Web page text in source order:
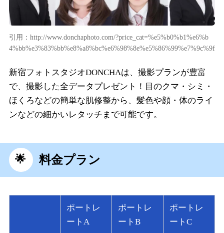
引用：http://www.donchaphoto.com/?price_cat=%e5%b0%b1%e6%b
4%bb%e3%83%bb%e8%a8%bc%e6%98%8e%e5%86%99%e7%9c%9f
新宿フォトスタジオDONCHAは、撮影プランが豊富
で、撮影した全データプレゼント！目のクマ・シミ・
ほくろなどの簡単な肌修整から、髪色や顔・体のライ
ンなどの細かいレタッチまで可能です。
料金プラン
ポートレ
ートA
ポートレ
ートB
ポートレ
ートC